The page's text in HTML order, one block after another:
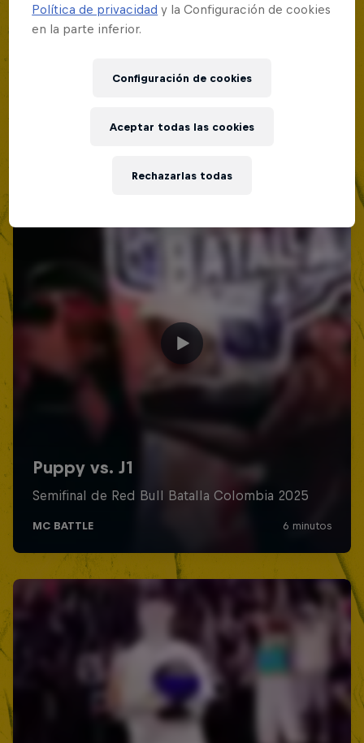
Lima, Peru
Política de privacidad y la Configuración de cookies
en la parte inferior.
Configuración de cookies
Rechazarlas todas
Aceptar todas las cookies